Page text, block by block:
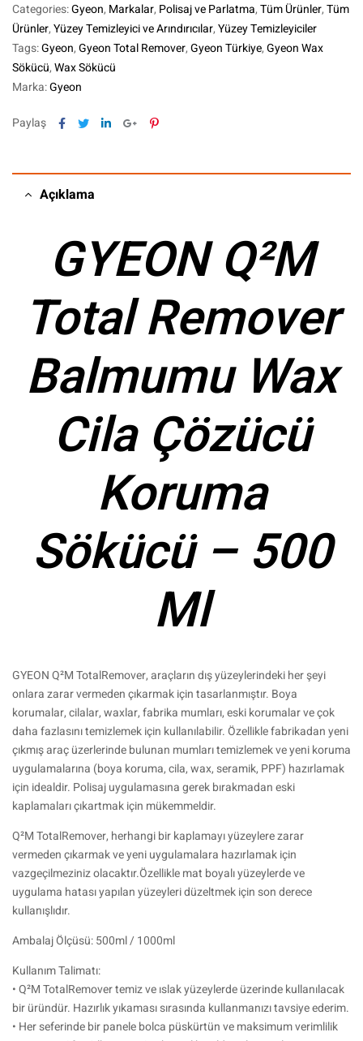
Categories:Gyeon, Markalar, Polisaj ve Parlatma,Tüm Ürünler,Tüm
Ürünler,Yüzey Temizleyici ve Arındırıcılar,Yüzey Temizleyiciler
Tags:Gyeon,Gyeon Total Remover,Gyeon Türkiye,Gyeon Wax
Sökücü,Wax Sökücü
Marka:Gyeon
Paylaş Facebook
TwitterLinkedinGoogle+Pinterest
Açıklama
GYEON Q²M
Total Remover
Balmumu Wax
Cila Çözücü
Koruma
Sökücü – 500
Ml
GYEON Q²M TotalRemover, araçların dış yüzeylerindeki her şeyi
onlara zarar vermeden çıkarmak için tasarlanmıştır. Boya
korumalar, cilalar, waxlar, fabrika mumları, eski korumalar ve çok
daha fazlasını temizlemek için kullanılabilir. Özellikle fabrikadan yeni
çıkmış araç üzerlerinde bulunan mumları temizlemek ve yeni koruma
uygulamalarına (boya koruma, cila, wax, seramik, PPF) hazırlamak
için idealdir. Polisaj uygulamasına gerek bırakmadan eski
kaplamaları çıkartmak için mükemmeldir.
Q²M TotalRemover, herhangi bir kaplamayı yüzeylere zarar
vermeden çıkarmak ve yeni uygulamalara hazırlamak için
vazgeçilmeziniz olacaktır.Özellikle mat boyalı yüzeylerde ve
uygulama hatası yapılan yüzeyleri düzeltmek için son derece
kullanışlıdır.
Ambalaj Ölçüsü: 500ml / 1000ml
Kullanım Talimatı:
• Q²M TotalRemover temiz ve ıslak yüzeylerde üzerinde kullanılacak
bir üründür. Hazırlık yıkaması sırasında kullanmanızı tavsiye ederim.
• Her seferinde bir panele bolca püskürtün ve maksimum verimlilik